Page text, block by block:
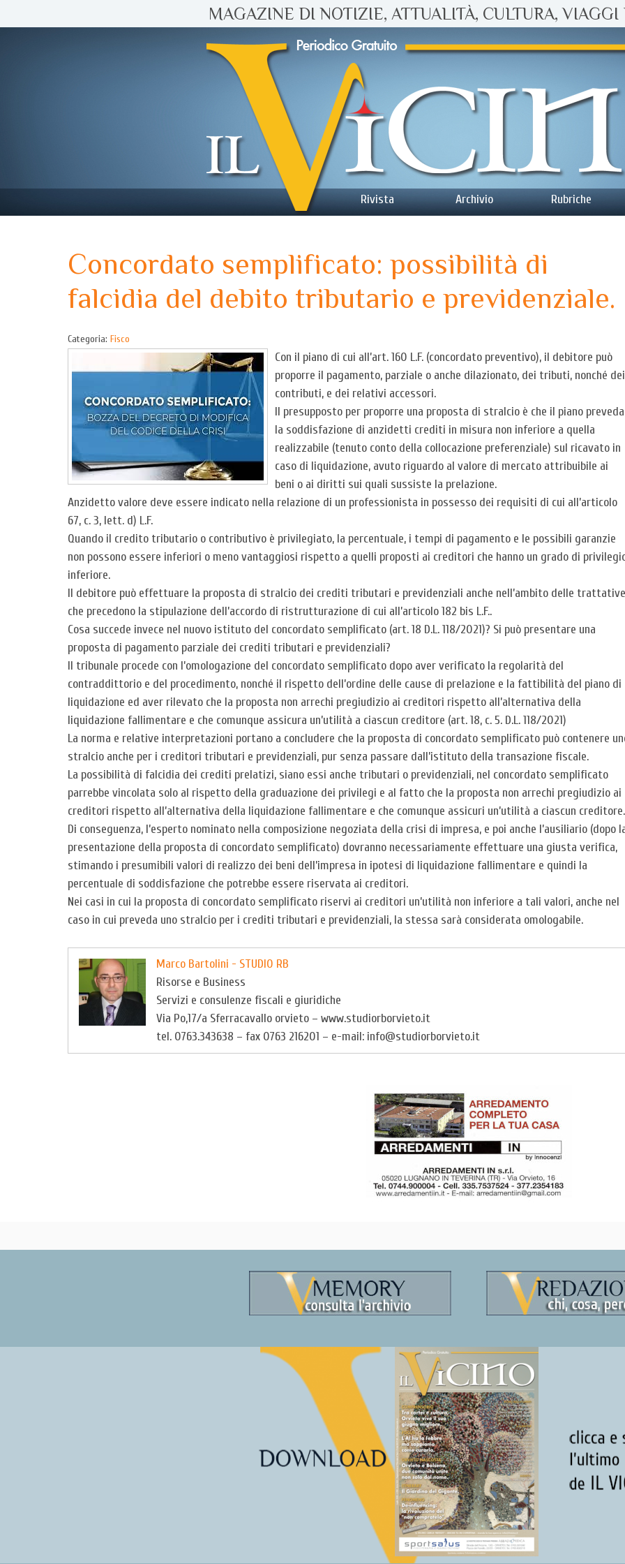
MAGAZINE DI NOTIZIE, ATTUALITÀ, CULTURA,
Rivista Archivio Rubriche
Concordato semplificato: possibilità di
falcidia del debito tributario e previdenziale.
Categoria: Fisco
Con il piano di cui all’art. 160 L.F. (concordato preventivo), il debitore può
proporre il pagamento, parziale o anche dilazionato, dei tributi, nonché dei
contributi, e dei relativi accessori.
Il presupposto per proporre una proposta di stralcio è che il piano preveda
la soddisfazione di anzidetti crediti in misura non inferiore a quella
realizzabile (tenuto conto della collocazione preferenziale) sul ricavato in
caso di liquidazione, avuto riguardo al valore di mercato attribuibile ai
beni o ai diritti sui quali sussiste la prelazione.
Anzidetto valore deve essere indicato nella relazione di un professionista in possesso dei requisiti di cui all’articolo
67, c. 3, lett. d) L.F.
Quando il credito tributario o contributivo è privilegiato, la percentuale, i tempi di pagamento e le possibili garanzie
non possono essere inferiori o meno vantaggiosi rispetto a quelli proposti ai creditori che hanno un grado di
inferiore.
Il debitore può effettuare la proposta di stralcio dei crediti tributari e previdenziali anche nell’ambito delle trattative
che precedono la stipulazione dell’accordo di ristrutturazione di cui all’articolo 182 bis L.F..
Cosa succede invece nel nuovo istituto del concordato semplificato (art. 18 D.L. 118/2021)? Si può presentare una
proposta di pagamento parziale dei crediti tributari e previdenziali?
Il tribunale procede con l’omologazione del concordato semplificato dopo aver verificato la regolarità del
contraddittorio e del procedimento, nonché il rispetto dell’ordine delle cause di prelazione e la fattibilità del piano di
liquidazione ed aver rilevato che la proposta non arrechi pregiudizio ai creditori rispetto all’alternativa della
liquidazione fallimentare e che comunque assicura un’utilità a ciascun creditore (art. 18, c. 5. D.L. 118/2021)
La norma e relative interpretazioni portano a concludere che la proposta di concordato semplificato può contenere
stralcio anche per i creditori tributari e previdenziali, pur senza passare dall’istituto della transazione fiscale.
La possibilità di falcidia dei crediti prelatizi, siano essi anche tributari o previdenziali, nel concordato semplificato
parrebbe vincolata solo al rispetto della graduazione dei privilegi e al fatto che la proposta non arrechi pregiudizio ai
creditori rispetto all’alternativa della liquidazione fallimentare e che comunque assicuri un’utilità a ciascun creditore.
Di conseguenza, l’esperto nominato nella composizione negoziata della crisi di impresa, e poi anche l’ausiliario (dopo
presentazione della proposta di concordato semplificato) dovranno necessariamente effettuare una giusta verifica,
stimando i presumibili valori di realizzo dei beni dell’impresa in ipotesi di liquidazione fallimentare e quindi la
percentuale di soddisfazione che potrebbe essere riservata ai creditori.
Nei casi in cui la proposta di concordato semplificato riservi ai creditori un’utilità non inferiore a tali valori, anche nel
caso in cui preveda uno stralcio per i crediti tributari e previdenziali, la stessa sarà considerata omologabile.
Marco Bartolini - STUDIO RB
Risorse e Business
Servizi e consulenze fiscali e giuridiche
Via Po,17/a Sferracavallo orvieto – www.studiorborvieto.it
tel. 0763.343638 – fax 0763 216201 – e-mail: info@studiorborvieto.it